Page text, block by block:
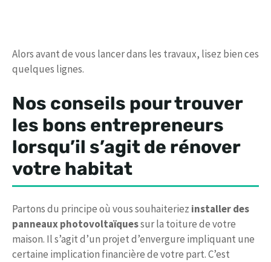
Alors avant de vous lancer dans les travaux, lisez bien ces
quelques lignes.
Nos conseils pour trouver
les bons entrepreneurs
lorsqu’il s’agit de rénover
votre habitat
Partons du principe où vous souhaiteriez installer des
panneaux photovoltaïquessur la toiture de votre
maison. Il s’agit d’un projet d’envergure impliquant une
certaine implication financière de votre part. C’est